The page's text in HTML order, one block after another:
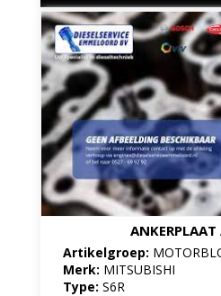
ANKERPLAAT
Artikelgroep:
Merk: MITSUBISHI
Type: S6R